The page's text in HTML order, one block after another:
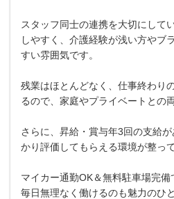
スタッフ同士の連携を大切にして
しやすく、介護経験が浅い方やブ
すい雰囲気です。
残業はほとんどなく、仕事終わり
るので、家庭やプライベートとの
さらに、昇給・賞与年3回の支給
かり評価してもらえる環境が整っ
マイカー通勤OK＆無料駐車場完備
毎日無理なく働けるのも魅力のひ